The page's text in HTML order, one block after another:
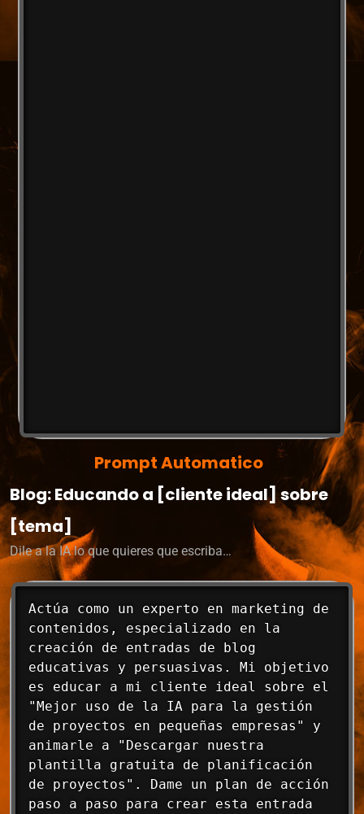
Prompt Automatico
Blog: Educando a [cliente ideal] sobre
[tema]
Dile a la IA lo que quieres que escriba…
Actúa como un experto en marketing de
contenidos, especializado en la
creación de entradas de blog
educativas y persuasivas. Mi objetivo
es educar a mi cliente ideal sobre el
"Mejor uso de la IA para la gestión
de proyectos en pequeñas empresas" y
animarle a "Descargar nuestra
plantilla gratuita de planificación
de proyectos". Dame un plan de acción
paso a paso para crear esta entrada